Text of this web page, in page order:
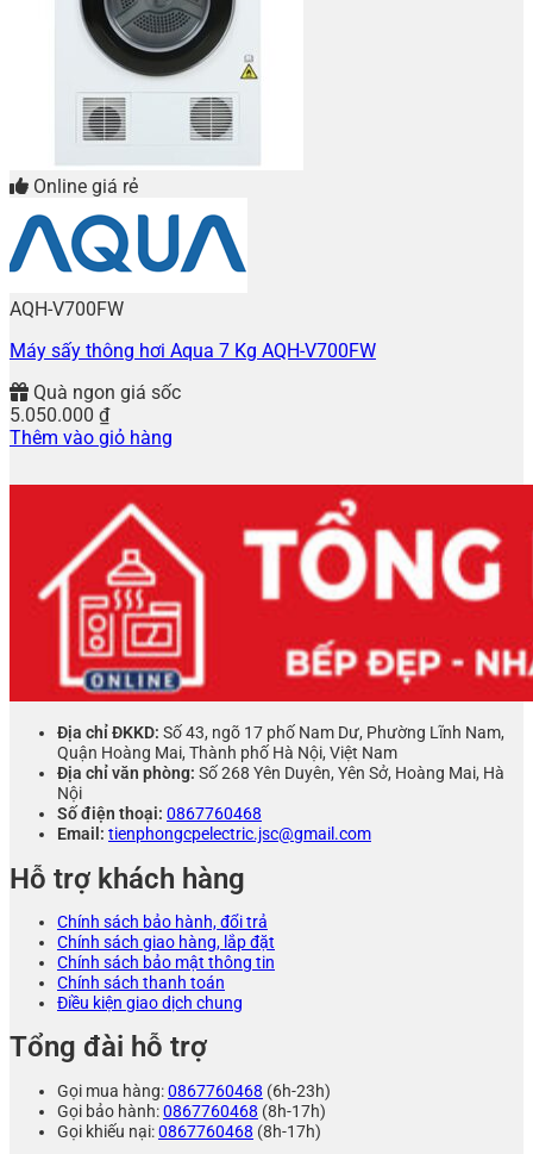
Online giá rẻ
AQH-V700FW
Máy sấy thông hơi Aqua 7 Kg AQH-V700FW
Quà ngon giá sốc
5.050.000 ₫
Thêm vào giỏ hàng
Địa chỉ ĐKKD: Số 43, ngõ 17 phố Nam Dư, Phường Lĩnh Nam,
Quận Hoàng Mai, Thành phố Hà Nội, Việt Nam
Địa chỉ văn phòng: Số 268 Yên Duyên, Yên Sở, Hoàng Mai, Hà
Nội
Số điện thoại: 0867760468
Email: tienphongcpelectric.jsc@gmail.com
Hỗ trợ khách hàng
Chính sách bảo hành, đổi trả
Chính sách giao hàng, lắp đặt
Chính sách bảo mật thông tin
Chính sách thanh toán
Điều kiện giao dịch chung
Tổng đài hỗ trợ
Gọi mua hàng:0867760468 (6h-23h)
Gọi bảo hành:0867760468 (8h-17h)
Gọi khiếu nại:0867760468 (8h-17h)